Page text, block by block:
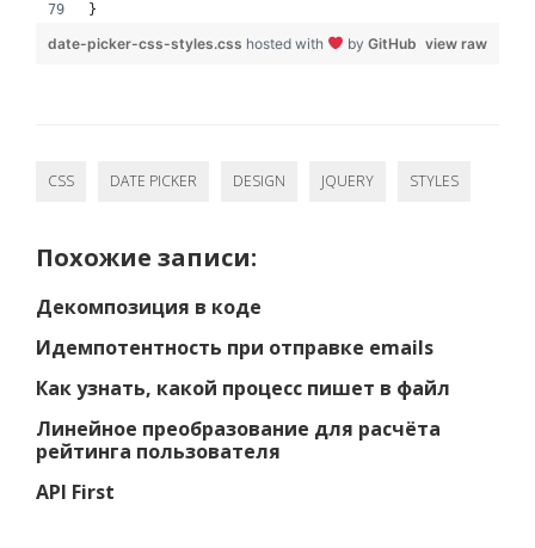
}
view raw
date-picker-css-styles.css hosted with by GitHub
CSS DATE PICKER DESIGN JQUERY STYLES
Похожие записи:
Декомпозиция в коде
Идемпотентность при отправке emails
Как узнать, какой процесс пишет в файл
Линейное преобразование для расчёта
рейтинга пользователя
API First